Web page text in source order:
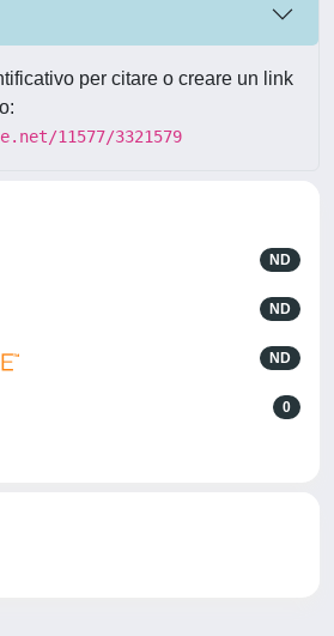
per citare o creare un link
11577/3321579
ND
ND
ND
0